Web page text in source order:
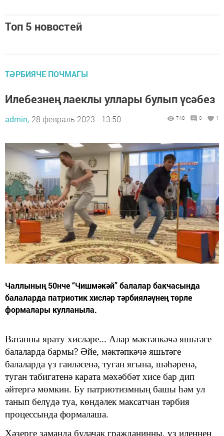
Топ 5 новостей
ТӘРБИЯЧЕ ПОЧМАГЫ
Илебезнең лаеклы уллары булып үсәбез
admin, 28 февраль 2023 - 13:50 748 0 1
Чаллының 50нче “Чишмәкәй” балалар бакчасында
балаларда патриотик хисләр тәрбияләүнең төрле
формалары кулланыла.
Ватанны ярату хисләре... Алар мәктәпкәчә яшьтәге
балаларда бармы? Әйе, мәктәпкәчә яшьтәге
балаларда үз гаиләсенә, туган ягына, шәһәренә,
туган табигатенә карата мәхәббәт хисе бар дип
әйтергә мөмкин. Бу патриотизмның башы һәм ул
танып белүдә туа, көндәлек максатчан тәрбия
процессында формалаша.
Хәзерге заманда булачак гражданинны, үз илеңнең